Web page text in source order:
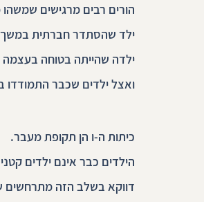
הורים רבים מרגישים
ילד שהסתדר חברתית במשך
ילדה שהייתה בטוחה
ואצל ילדים שכבר התמודדו
כיתות ה-ו הן תקופת מעבר.
הילדים כבר אינם ילדים
דווקא בשלב הזה מתרחשים